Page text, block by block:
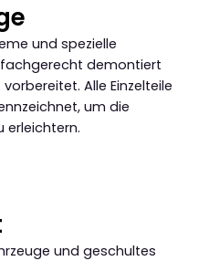
und spezielle
demontiert
Alle Einzelteile
um die
erleichtern.
und geschultes